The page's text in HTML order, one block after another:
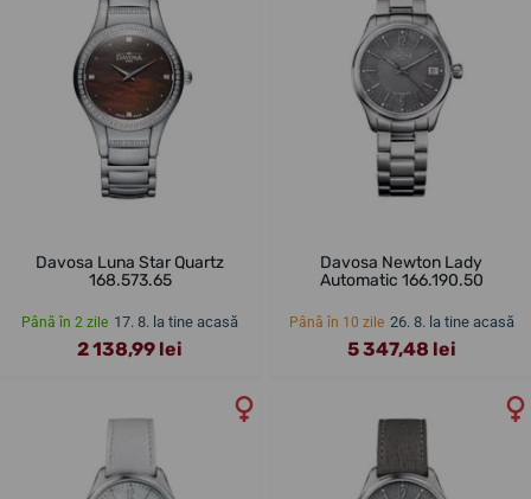
Davosa Luna Star Quartz
168.573.65
Până în 2 zile 17. 8. la tine acasă
2 138,99 lei
Davosa Newton Lady
Automatic 166.190.50
Până în 10 zile 26. 8. la tine acasă
5 347,48 lei